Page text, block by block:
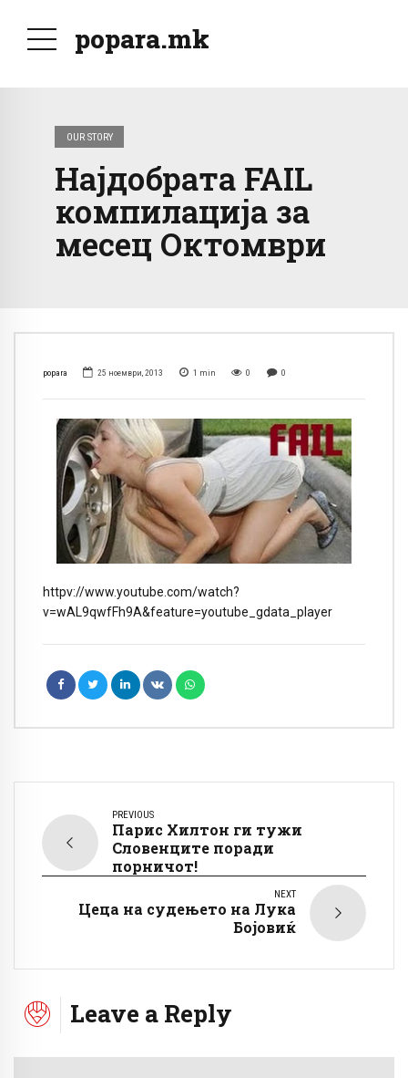
popara.mk
OUR STORY
Најдобрата FAIL
компилација за
месец Октомври
popara 25 ноември, 2013 1 min 0 0
httpv://www.youtube.com/watch?
v=wAL9qwfFh9A&feature=youtube_gdata_player
PREVIOUS
Парис Хилтон ги тужи
Словенците поради
порничот!
NEXT
Цеца на судењето на Лука
Бојовиќ
Leave a Reply